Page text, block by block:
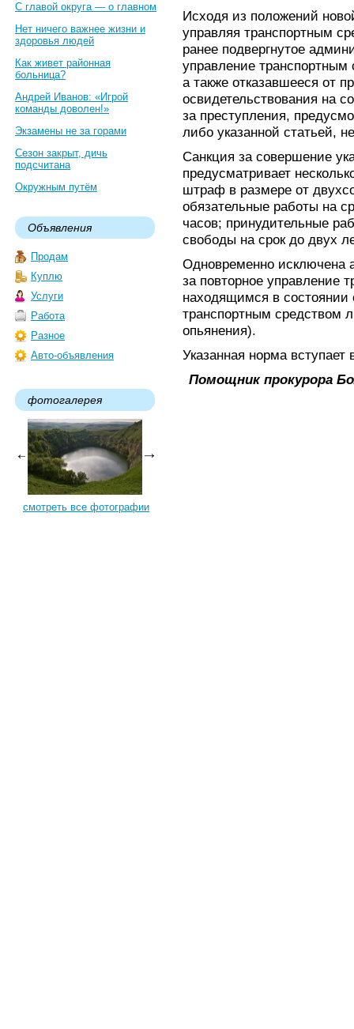
С главой округа — о главном
Нет ничего важнее жизни и
здоровья людей
Как живет районная
больница?
Андрей Иванов: «Игрой
команды доволен!»
Экзамены не за горами
Сезон закрыт, дичь
подсчитана
Окружным путём
Объявления
Продам
Куплю
Услуги
Работа
Разное
Авто-объявления
фотогалерея
смотреть все фотографии
Исходя из положений
управляя транспортным
ранее подвергнутое
управление транспортным
а также отказавшееся от
освидетельствования на
за преступления,
либо указанной статьей,
Санкция за совершение
предусматривает
штраф в размере от
обязательные работы на
часов; принудительные
свободы на срок до двух
Одновременно исключена
за повторное управление
находящимся в состоянии
транспортным средством
опьянения).
Указанная норма
Помощник прокурора